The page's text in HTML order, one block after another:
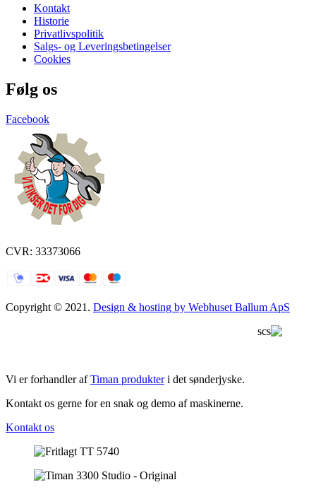
Kontakt
Historie
Privatlivspolitik
Salgs- og Leveringsbetingelser
Cookies
Følg os
Facebook
CVR: 33373066
Copyright © 2021. Design & hosting by Webhuset Ballum ApS
Vi er forhandler afTiman produkteri det sønderjyske.
Kontakt os gerne for en snak og demo af maskinerne.
Kontakt os